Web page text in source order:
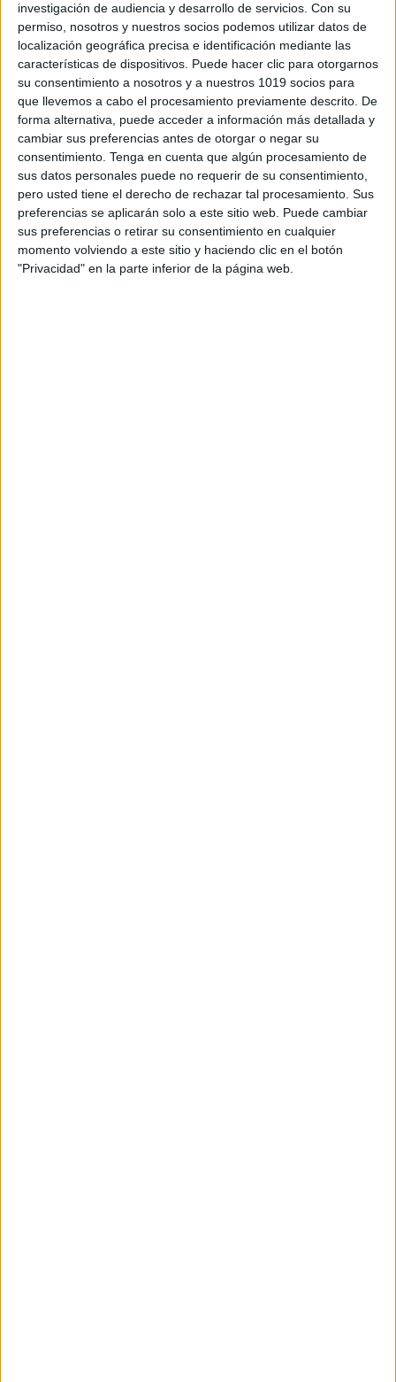
investigación de audiencia y desarrollo de servicios. Con su
permiso, nosotros y nuestros socios podemos utilizar datos de
localización geográfica precisa e identificación mediante las
características de dispositivos. Puede hacer clic para otorgarnos
su consentimiento a nosotros y a nuestros 1019 socios para
que llevemos a cabo el procesamiento previamente descrito. De
forma alternativa, puede acceder a información más detallada y
cambiar sus preferencias antes de otorgar o negar su
consentimiento. Tenga en cuenta que algún procesamiento de
sus datos personales puede no requerir de su consentimiento,
pero usted tiene el derecho de rechazar tal procesamiento. Sus
preferencias se aplicarán solo a este sitio web. Puede cambiar
sus preferencias o retirar su consentimiento en cualquier
momento volviendo a este sitio y haciendo clic en el botón
"Privacidad" en la parte inferior de la página web.
DESCARGAR PDF